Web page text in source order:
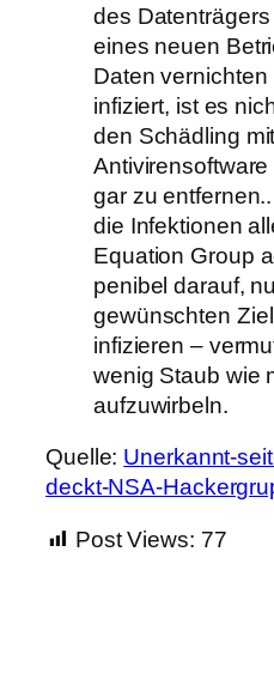
des
eines neuen
Daten vernichten
infiziert, ist es
den Schädling mit
gar zu
die Infektionen
Equation Group
penibel darauf,
gewünschten
infizieren –
wenig Staub wie
aufzuwirbeln.
Quelle: Unerkannt-
deckt-NSA-
Post Views: 77